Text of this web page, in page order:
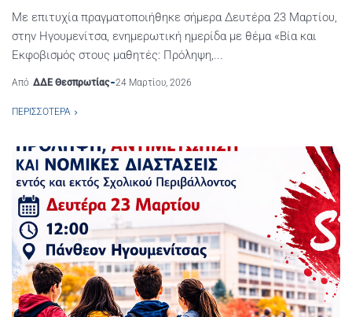
Με επιτυχία πραγματοποιήθηκε σήμερα Δευτέρα 23 Μαρτίου,
στην Ηγουμενίτσα, ενημερωτική ημερίδα με θέμα «Βία και
Εκφοβισμός στους μαθητές: Πρόληψη,...
Από ΔΔΕ Θεσπρωτίας 24 Μαρτίου, 2026
ΠΕΡΙΣΣΌΤΕΡΑ